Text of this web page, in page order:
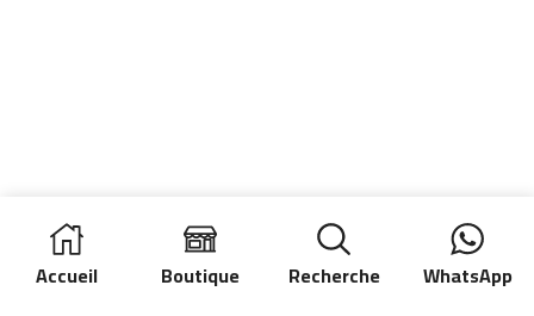
Accueil Boutique Recherche WhatsApp